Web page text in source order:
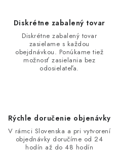
Diskrétne zabalený tovar
Diskrétne zabalený tovar
zasielame s každou
obejdnávkou. Ponúkame tiež
možnosť zasielania bez
odosielateľa.
Rýchle doručenie objenávky
V rámci Slovenska a pri vytvorení
objednávky doručíme od 24
hodín až do 48 hodín